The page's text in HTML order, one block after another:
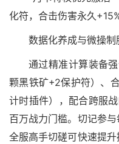
化符，合击伤害永久+15%
数据化养成与微操制
通过精准计算装备
颗黑铁矿+2保护符）、
计时插件），配合跨服
百万战力门槛。切记参
全服高手切磋可快速提